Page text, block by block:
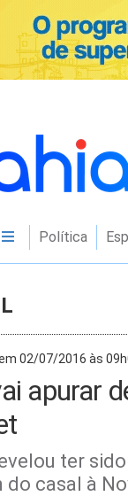
Política
02/07/2016 às
apurar
ter
do casal à